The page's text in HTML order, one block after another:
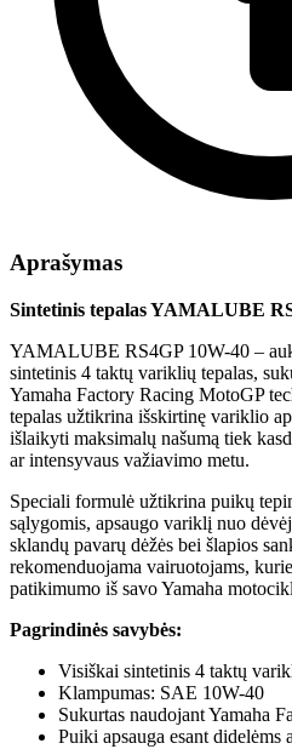
Aprašymas
Sintetinis tepalas YAMALUBE
YAMALUBE RS4GP 10W-40 –
sintetinis 4 taktų variklių tepalas,
Yamaha Factory Racing MotoGP
tepalas užtikrina išskirtinę variklio
išlaikyti maksimalų našumą tiek
ar intensyvaus važiavimo metu.
Speciali formulė užtikrina puikų
sąlygomis, apsaugo variklį nuo
sklandų pavarų dėžės bei šlapios
rekomenduojama vairuotojams,
patikimumo iš savo Yamaha
Pagrindinės savybės:
Visiškai sintetinis 4 taktų
Klampumas: SAE 10W-40
Sukurtas naudojant Yamaha
Puiki apsauga esant didelėms